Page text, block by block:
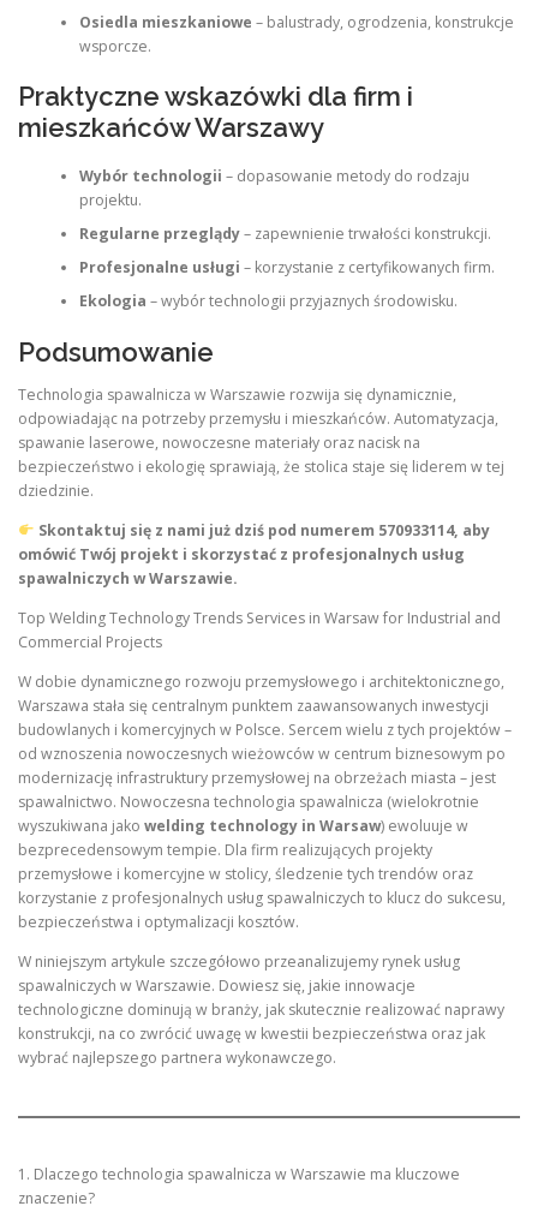
Osiedla mieszkaniowe – balustrady, ogrodzenia, konstrukcje
wsporcze.
Praktyczne wskazówki dla firm i
mieszkańców Warszawy
Wybór technologii – dopasowanie metody do rodzaju
projektu.
Regularne przeglądy– zapewnienie trwałości konstrukcji.
Profesjonalne usługi – korzystanie z certyfikowanych firm.
Ekologia – wybór technologii przyjaznych środowisku.
Podsumowanie
Technologia spawalnicza w Warszawie rozwija się dynamicznie,
odpowiadając na potrzeby przemysłu i mieszkańców. Automatyzacja,
spawanie laserowe, nowoczesne materiały oraz nacisk na
bezpieczeństwo i ekologię sprawiają, że stolica staje się liderem w tej
dziedzinie.
Skontaktuj się z nami już dziś pod numerem 570933114, aby
omówić Twój projekt i skorzystać z profesjonalnych usług
spawalniczych w Warszawie.
Top Welding Technology Trends Services in Warsaw for Industrial and
Commercial Projects
W dobie dynamicznego rozwoju przemysłowego i architektonicznego,
Warszawa stała się centralnym punktem zaawansowanych inwestycji
budowlanych i komercyjnych w Polsce. Sercem wielu z tych projektów –
od wznoszenia nowoczesnych wieżowców w centrum biznesowym po
modernizację infrastruktury przemysłowej na obrzeżach miasta – jest
spawalnictwo. Nowoczesna technologia spawalnicza (wielokrotnie
wyszukiwana jako welding technology in Warsaw) ewoluuje w
bezprecedensowym tempie. Dla firm realizujących projekty
przemysłowe i komercyjne w stolicy, śledzenie tych trendów oraz
korzystanie z profesjonalnych usług spawalniczych to klucz do sukcesu,
bezpieczeństwa i optymalizacji kosztów.
W niniejszym artykule szczegółowo przeanalizujemy rynek usług
spawalniczych w Warszawie. Dowiesz się, jakie innowacje
technologiczne dominują w branży, jak skutecznie realizować naprawy
konstrukcji, na co zwrócić uwagę w kwestii bezpieczeństwa oraz jak
wybrać najlepszego partnera wykonawczego.
1. Dlaczego technologia spawalnicza w Warszawie ma kluczowe
znaczenie?